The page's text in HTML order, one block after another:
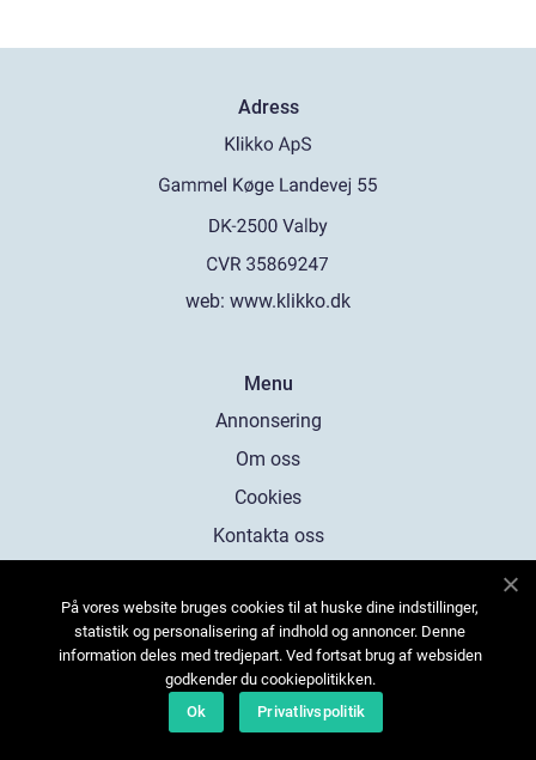
Adress
web: www.klikko.dk
Menu
Annonsering
Om oss
Cookies
Kontakta oss
På vores website bruges cookies til at huske dine indstillinger,
statistik og personalisering af indhold og annoncer. Denne
information deles med tredjepart. Ved fortsat brug af websiden
godkender du cookiepolitikken.
Ok
Privatlivspolitik